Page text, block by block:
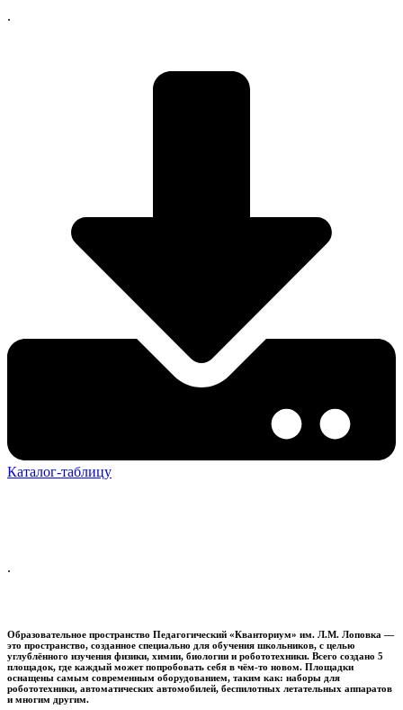
.
Каталог-таблицу
.
Образовательное пространство Педагогический «Кванториум» им. Л.М. Лоповка —
это пространство, созданное специально для обучения школьников, с целью
углублённого изучения физики, химии, биологии и робототехники. Всего создано 5
площадок, где каждый может попробовать себя в чём-то новом. Площадки
оснащены самым современным оборудованием, таким как: наборы для
робототехники, автоматических автомобилей, беспилотных летательных аппаратов
и многим другим.